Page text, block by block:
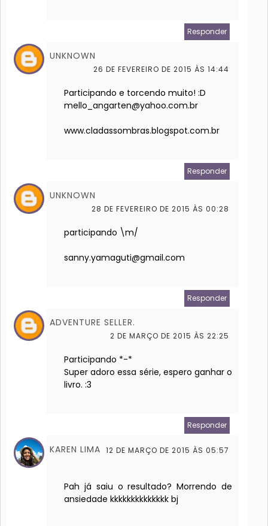
Responder
UNKNOWN
26 DE FEVEREIRO DE 2015 ÀS 14:44
Participando e torcendo muito! :D
mello_angarten@yahoo.com.br
www.cladassombras.blogspot.com.br
Responder
UNKNOWN
28 DE FEVEREIRO DE 2015 ÀS 00:28
participando \m/
sanny.yamaguti@gmail.com
Responder
ADVENTURE SELLER.
2 DE MARÇO DE 2015 ÀS 22:25
Participando *-*
Super adoro essa série, espero ganhar o
livro. :3
Responder
KAREN LIMA 12 DE MARÇO DE 2015 ÀS 05:57
Pah já saiu o resultado? Morrendo de
ansiedade kkkkkkkkkkkkkk bj